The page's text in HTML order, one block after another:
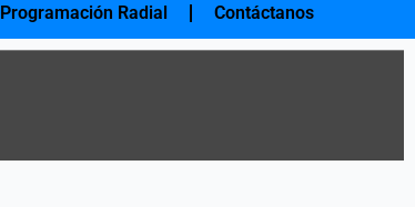
Programación Radial Contáctanos